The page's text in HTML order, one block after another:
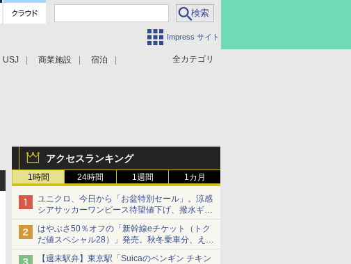
Impress サイト
全カテゴリ
USJ 商業施設 宿泊
アクセスランキング
1時間 24時間 1週間 1カ月
ユニクロ、今日から「お盆特別セール」。涼感
シアサッカーワンピース待望値下げ、撥水ギア
ショーツは1990円に
はやぶさ50％オフの「新幹線eチケット（トク
だ値スペシャル28）」発売。秋冬乗車分、えき
ねっと限定
【週末駅弁】東京駅「Suicaのペンギン チキン